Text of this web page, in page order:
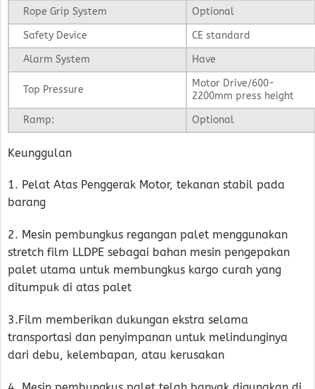
Rope Grip System
Optional
Safety Device
CE standard
Alarm System
Have
Top Pressure
Motor Drive/600-
2200mm press height
Ramp:
Optional
Keunggulan
1. Pelat Atas Penggerak Motor, tekanan stabil pada
barang
2. Mesin pembungkus regangan palet menggunakan
stretch film LLDPE sebagai bahan mesin pengepakan
palet utama untuk membungkus kargo curah yang
ditumpuk di atas palet
3.Film memberikan dukungan ekstra selama
transportasi dan penyimpanan untuk melindunginya
dari debu, kelembapan, atau kerusakan